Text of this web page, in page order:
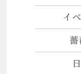
イ
薔